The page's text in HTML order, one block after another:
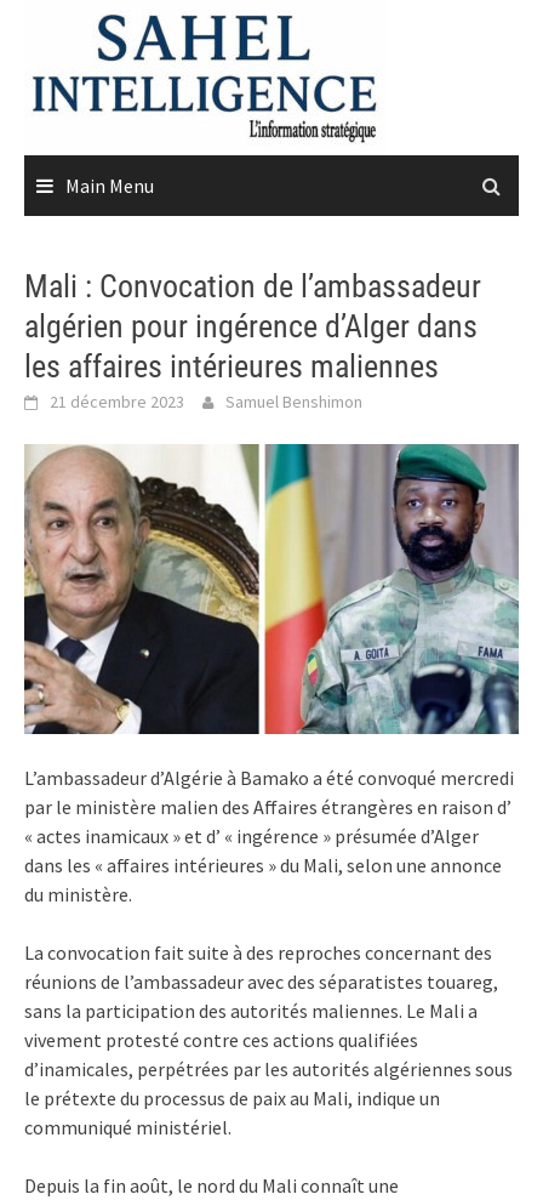
content
Main Menu
Mali : Convocation de l’ambassadeur
algérien pour ingérence d’Alger dans
les affaires intérieures maliennes
21 décembre 2023 Samuel Benshimon
L’ambassadeur d’Algérie à Bamako a été convoqué mercredi
par le ministère malien des Affaires étrangères en raison d’
« actes inamicaux » et d’ « ingérence » présumée d’Alger
dans les « affaires intérieures » du Mali, selon une annonce
du ministère.
La convocation fait suite à des reproches concernant des
réunions de l’ambassadeur avec des séparatistes touareg,
sans la participation des autorités maliennes. Le Mali a
vivement protesté contre ces actions qualifiées
d’inamicales, perpétrées par les autorités algériennes sous
le prétexte du processus de paix au Mali, indique un
communiqué ministériel.
Depuis la fin août, le nord du Mali connaît une